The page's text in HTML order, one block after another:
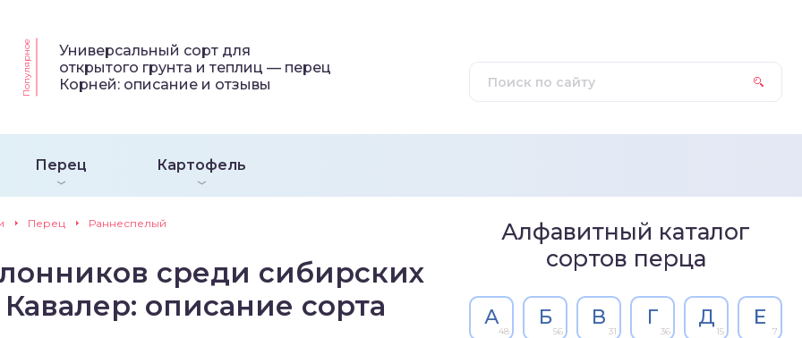
Популярное
Универсальный сорт для
открытого грунта и теплиц — перец
Корней: описание и отзывы
Перец Картофель
Перец Раннеспелый
среди сибирских
описание сорта
Алфавитный каталог
сортов перца
А
48
Б
56
В
31
Г
36
Д
15
Е
7